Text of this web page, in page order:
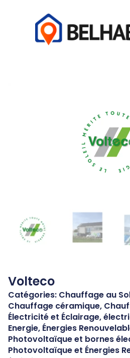
Volteco
Catégories: Chauffage au
Chauffage céramique,
Électricité et Éclairage,
Energie, Énergies
Photovoltaïque et bornes
Photovoltaïque et Énergies